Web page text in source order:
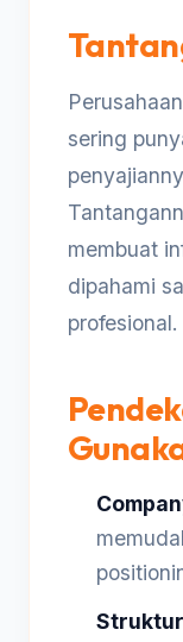
sering
membuat
dipahami
profesional.